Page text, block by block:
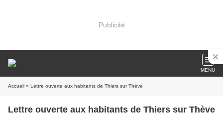
Publicité
MENU
Accueil » Lettre ouverte aux habitants de Thiers sur Thève
Lettre ouverte aux habitants de Thiers sur Thève